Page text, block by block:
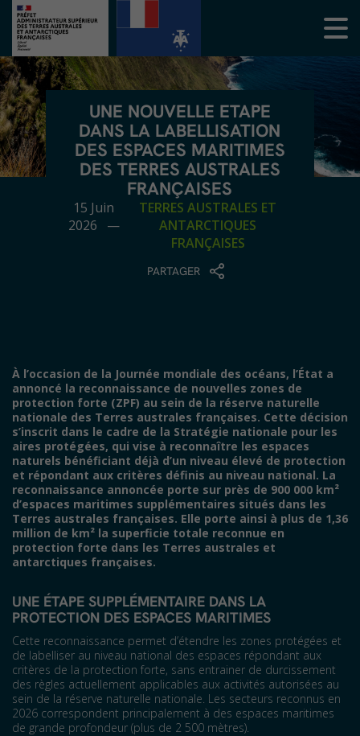
UNE NOUVELLE ETAPE
DANS LA LABELLISATION
DES ESPACES MARITIMES
DES TERRES AUSTRALES
FRANÇAISES
15 Juin
2026 —
TERRES AUSTRALES ET
ANTARCTIQUES
FRANÇAISES
PARTAGER
À l’occasion de la Journée mondiale des océans, l’État a
annoncé la reconnaissance de nouvelles zones de
protection forte (ZPF) au sein de la réserve naturelle
nationale des Terres australes françaises. Cette décision
s’inscrit dans le cadre de la Stratégie nationale pour les
aires protégées, qui vise à reconnaître les espaces
naturels bénéficiant déjà d’un niveau élevé de protection
et répondant aux critères définis au niveau national. La
reconnaissance annoncée porte sur près de 900 000 km²
d’espaces maritimes supplémentaires situés dans les
Terres australes françaises. Elle porte ainsi à plus de 1,36
million de km² la superficie totale reconnue en
protection forte dans les Terres australes et
antarctiques françaises.
UNE ÉTAPE SUPPLÉMENTAIRE DANS LA
PROTECTION DES ESPACES MARITIMES
Cette reconnaissance permet d’étendre les zones protégées et
de labelliser au niveau national des espaces répondant aux
critères de la protection forte, sans entrainer de durcissement
des règles actuellement applicables aux activités autorisées au
sein de la réserve naturelle nationale. Les secteurs reconnus en
2026 correspondent principalement à des espaces maritimes
de grande profondeur (plus de 2 500 mètres).